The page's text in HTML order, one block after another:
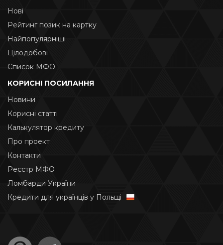
Нові
Рейтинг позик на картку
Найпопулярніші
Цілодобові
Список МФО
КОРИСНІ ПОСИЛАННЯ
Новини
Корисні статті
Калькулятор кредиту
Про проект
Контакти
Реєстр МФО
Ломбарди України
Кредити для українців у Польщі